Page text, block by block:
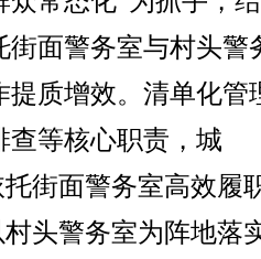
街面警务室与村头警
提质增效。清单化管
查等核心职责，城
托街面警务室高效履
村头警务室为阵地落